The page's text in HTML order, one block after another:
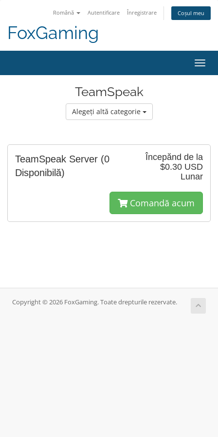
Română Autentificare Înregistrare Coșul meu
FoxGaming
TeamSpeak
Alegeți altă categorie
Începănd de la
$0.30 USD
Lunar
TeamSpeak Server (0
Disponibilă)
Comandă acum
Copyright © 2026 FoxGaming. Toate drepturile rezervate.